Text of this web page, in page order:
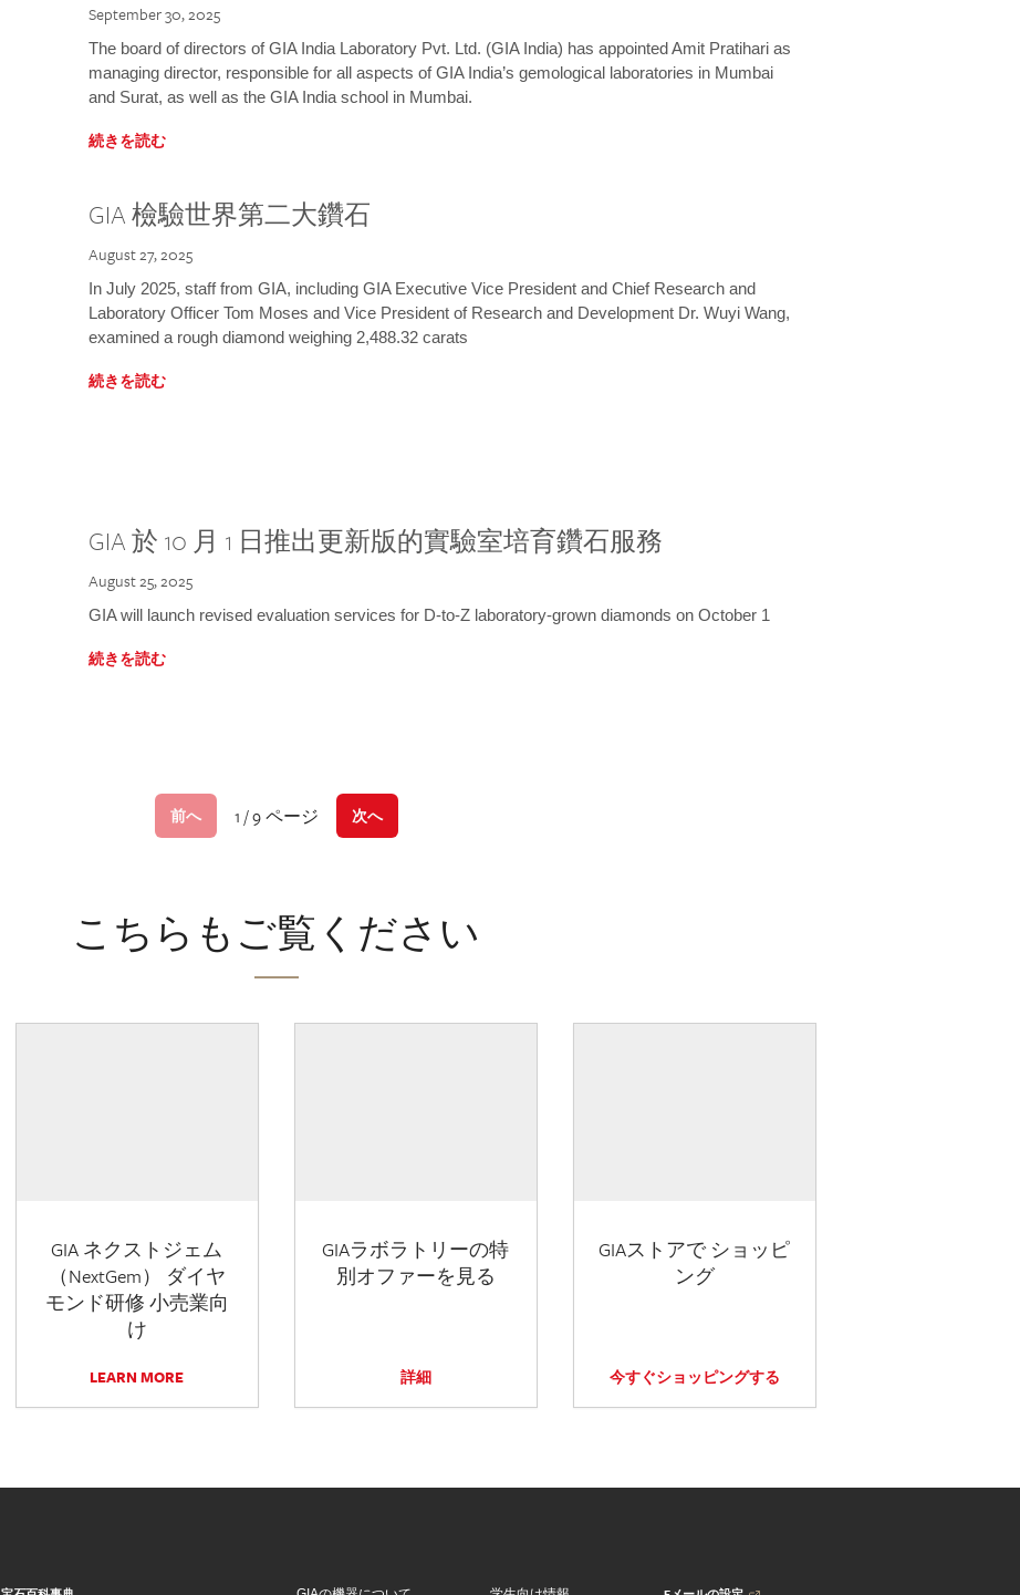
September 30, 2025
The board of directors of GIA India Laboratory Pvt. Ltd. (GIA India) has appointed Amit Pratihari as
managing director, responsible for all aspects of GIA India’s gemological laboratories in Mumbai
and Surat, as well as the GIA India school in Mumbai.
続きを読む
GIA 檢驗世界第二大鑽石
August 27, 2025
In July 2025, staff from GIA, including GIA Executive Vice President and Chief Research and
Laboratory Officer Tom Moses and Vice President of Research and Development Dr. Wuyi Wang,
examined a rough diamond weighing 2,488.32 carats
続きを読む
GIA 於 10 月 1 日推出更新版的實驗室培育鑽石服務
August 25, 2025
GIA will launch revised evaluation services for D-to-Z laboratory-grown diamonds on October 1
続きを読む
前へ 1 / 9 ページ 次へ
こちらもご覧ください
GIA ネクストジェム
（NextGem） ダイヤ
モンド研修 小売業向
け
LEARN MORE
GIAラボラトリーの特
別オファーを見る
詳細
GIAストアで ショッピ
ング
今すぐショッピングする